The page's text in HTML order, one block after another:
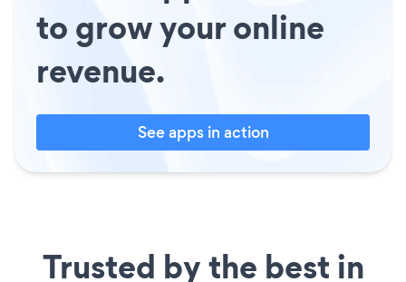
to grow your online
revenue.
See apps in action
Trusted by the best in